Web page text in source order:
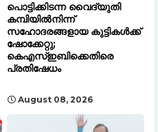
പൊട്ടിക്കിടന്ന വൈദ്യുതി
കമ്പിയിൽനിന്ന്
സഹോദരങ്ങളായ കുട്ടികൾക്ക്
ഷോക്കേറ്റു;
കെഎസ്ഇബിക്കെതിരെ
പ്രതിഷേധം
August 08, 2026